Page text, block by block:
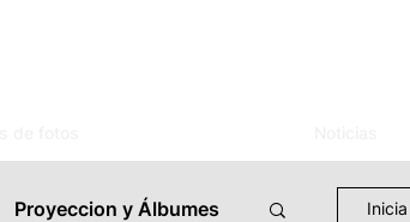
Proyeccion y Álbumes